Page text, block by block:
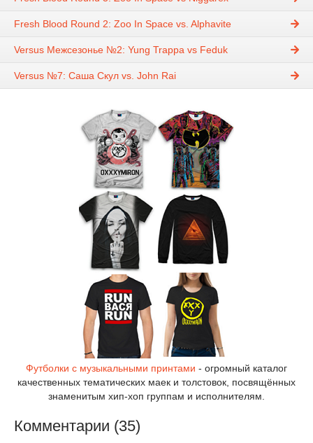
Fresh Blood Round 2: Zoo In Space vs. Alphavite
Versus Межсезонье №2: Yung Trappa vs Feduk
Versus №7: Саша Скул vs. John Rai
Футболки с музыкальными принтами - огромный каталог
качественных тематических маек и толстовок, посвящённых
знаменитым хип-хоп группам и исполнителям.
Комментарии (35)